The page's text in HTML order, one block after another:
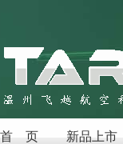
首 页 新品上市